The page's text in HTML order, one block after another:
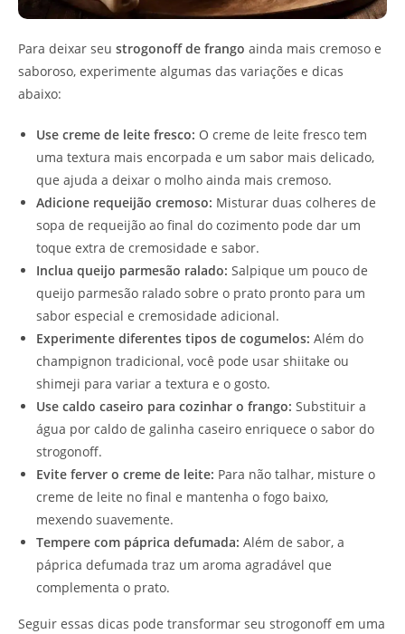
Para deixar seu strogonoff de frango ainda mais cremoso e
saboroso, experimente algumas das variações e dicas
abaixo:
Use creme de leite fresco: O creme de leite fresco tem
uma textura mais encorpada e um sabor mais delicado,
que ajuda a deixar o molho ainda mais cremoso.
Adicione requeijão cremoso: Misturar duas colheres de
sopa de requeijão ao final do cozimento pode dar um
toque extra de cremosidade e sabor.
Inclua queijo parmesão ralado: Salpique um pouco de
queijo parmesão ralado sobre o prato pronto para um
sabor especial e cremosidade adicional.
Experimente diferentes tipos de cogumelos: Além do
champignon tradicional, você pode usar shiitake ou
shimeji para variar a textura e o gosto.
Use caldo caseiro para cozinhar o frango: Substituir a
água por caldo de galinha caseiro enriquece o sabor do
strogonoff.
Evite ferver o creme de leite: Para não talhar, misture o
creme de leite no final e mantenha o fogo baixo,
mexendo suavemente.
Tempere com páprica defumada: Além de sabor, a
páprica defumada traz um aroma agradável que
complementa o prato.
Seguir essas dicas pode transformar seu strogonoff em uma